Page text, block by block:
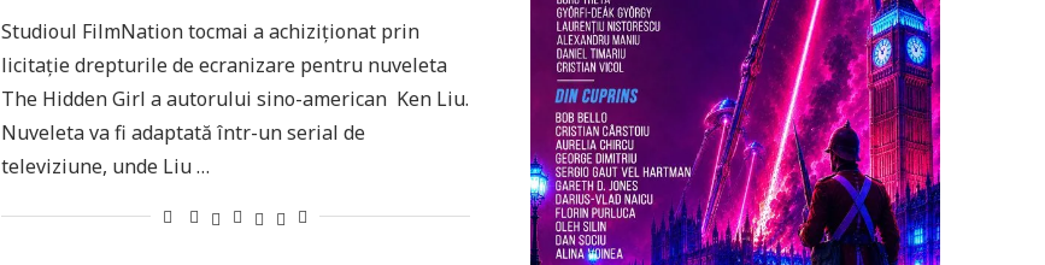
Studioul FilmNation tocmai a achiziționat prin
licitație drepturile de ecranizare pentru nuveleta
The Hidden Girl a autorului sino-american Ken Liu.
Nuveleta va fi adaptată într-un serial de
televiziune, unde Liu …